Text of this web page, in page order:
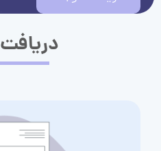
دریافت